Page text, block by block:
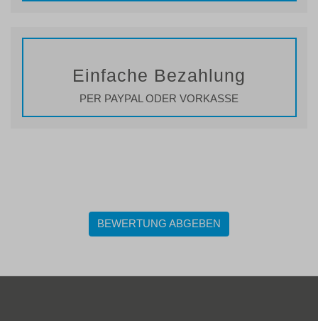
Einfache Bezahlung
PER PAYPAL ODER VORKASSE
BEWERTUNG ABGEBEN